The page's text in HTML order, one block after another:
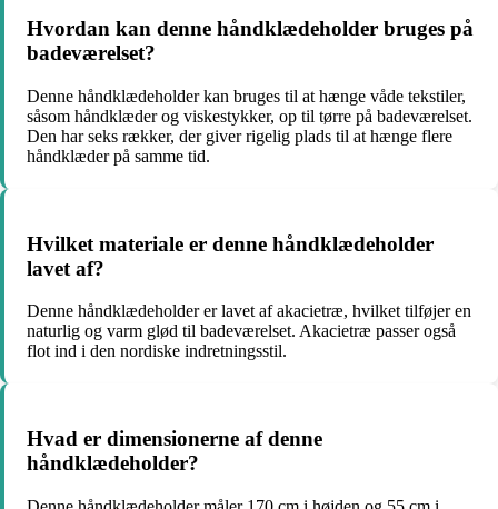
Hvordan kan denne håndklædeholder bruges på
badeværelset?
Denne håndklædeholder kan bruges til at hænge våde tekstiler,
såsom håndklæder og viskestykker, op til tørre på badeværelset.
Den har seks rækker, der giver rigelig plads til at hænge flere
håndklæder på samme tid.
Hvilket materiale er denne håndklædeholder
lavet af?
Denne håndklædeholder er lavet af akacietræ, hvilket tilføjer en
naturlig og varm glød til badeværelset. Akacietræ passer også
flot ind i den nordiske indretningsstil.
Hvad er dimensionerne af denne
håndklædeholder?